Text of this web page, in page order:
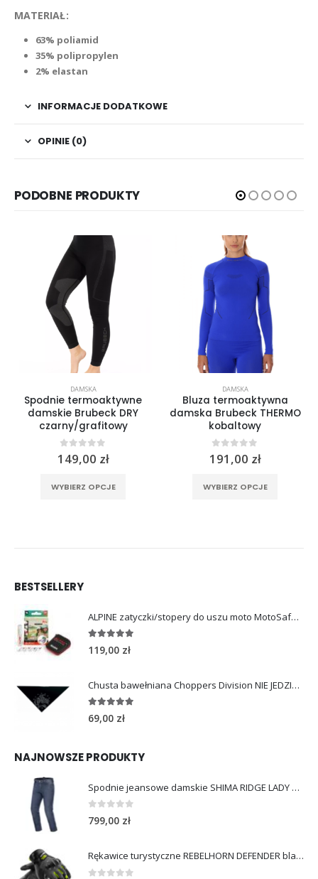
MATERIAŁ:
63% poliamid
35% polipropylen
2% elastan
INFORMACJE DODATKOWE
OPINIE (0)
PODOBNE PRODUKTY
DAMSKA
Spodnie termoaktywne
damskie Brubeck DRY
czarny/grafitowy
0 out of 5
149,00 zł
WYBIERZ OPCJE
DAMSKA
Bluza termoaktywna
damska Brubeck THERMO
kobaltowy
0out of 5
191,00 zł
WYBIERZ OPCJE
BESTSELLERY
ALPINE zatyczki/stopery do uszu moto MotoSafe Pro
out of 5
119,00 zł
Chusta bawełniana Choppers Division NIE JEDZIESZ NIE ŻYJESZ
out of 5
69,00 zł
NAJNOWSZE PRODUKTY
Spodnie jeansowe damskie SHIMA RIDGE LADY blue
out of 5
799,00 zł
Rękawice turystyczne REBELHORN DEFENDER black yellow fluo